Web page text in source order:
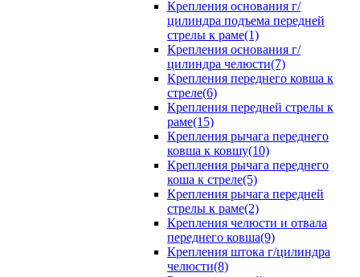
Крепления основания г/
цилиндра подъема передней
стрелы к раме(1)
Крепления основания г/
цилиндра челюсти(7)
Крепления переднего ковша к
стреле(6)
Крепления передней стрелы к
раме(15)
Крепления рычага переднего
ковша к ковшу(10)
Крепления рычага переднего
коша к стреле(5)
Крепления рычага передней
стрелы к раме(2)
Крепления челюсти и отвала
переднего ковша(9)
Крепления штока г/цилиндра
челюсти(8)